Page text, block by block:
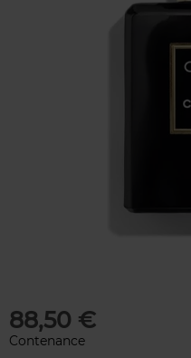
88,50 €
Contenance